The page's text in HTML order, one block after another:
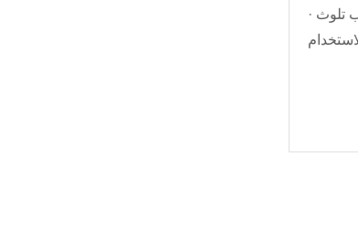
· القاعدة وخزانة توزيع الطاقة مصنوعة من غلاف من الفولاذ المقاوم للصدأ عالي الجودة لتجنب صعوبة التنظيف والصدأ بسبب تلوث